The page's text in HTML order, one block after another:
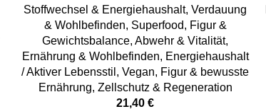
Stoffwechsel & Energiehaushalt,Verdauung
& Wohlbefinden, Superfood, Figur &
Gewichtsbalance,Abwehr & Vitalität,
Ernährung & Wohlbefinden, Energiehaushalt
/ Aktiver Lebensstil ,Vegan, Figur & bewusste
Ernährung, Zellschutz & Regeneration
21,40€